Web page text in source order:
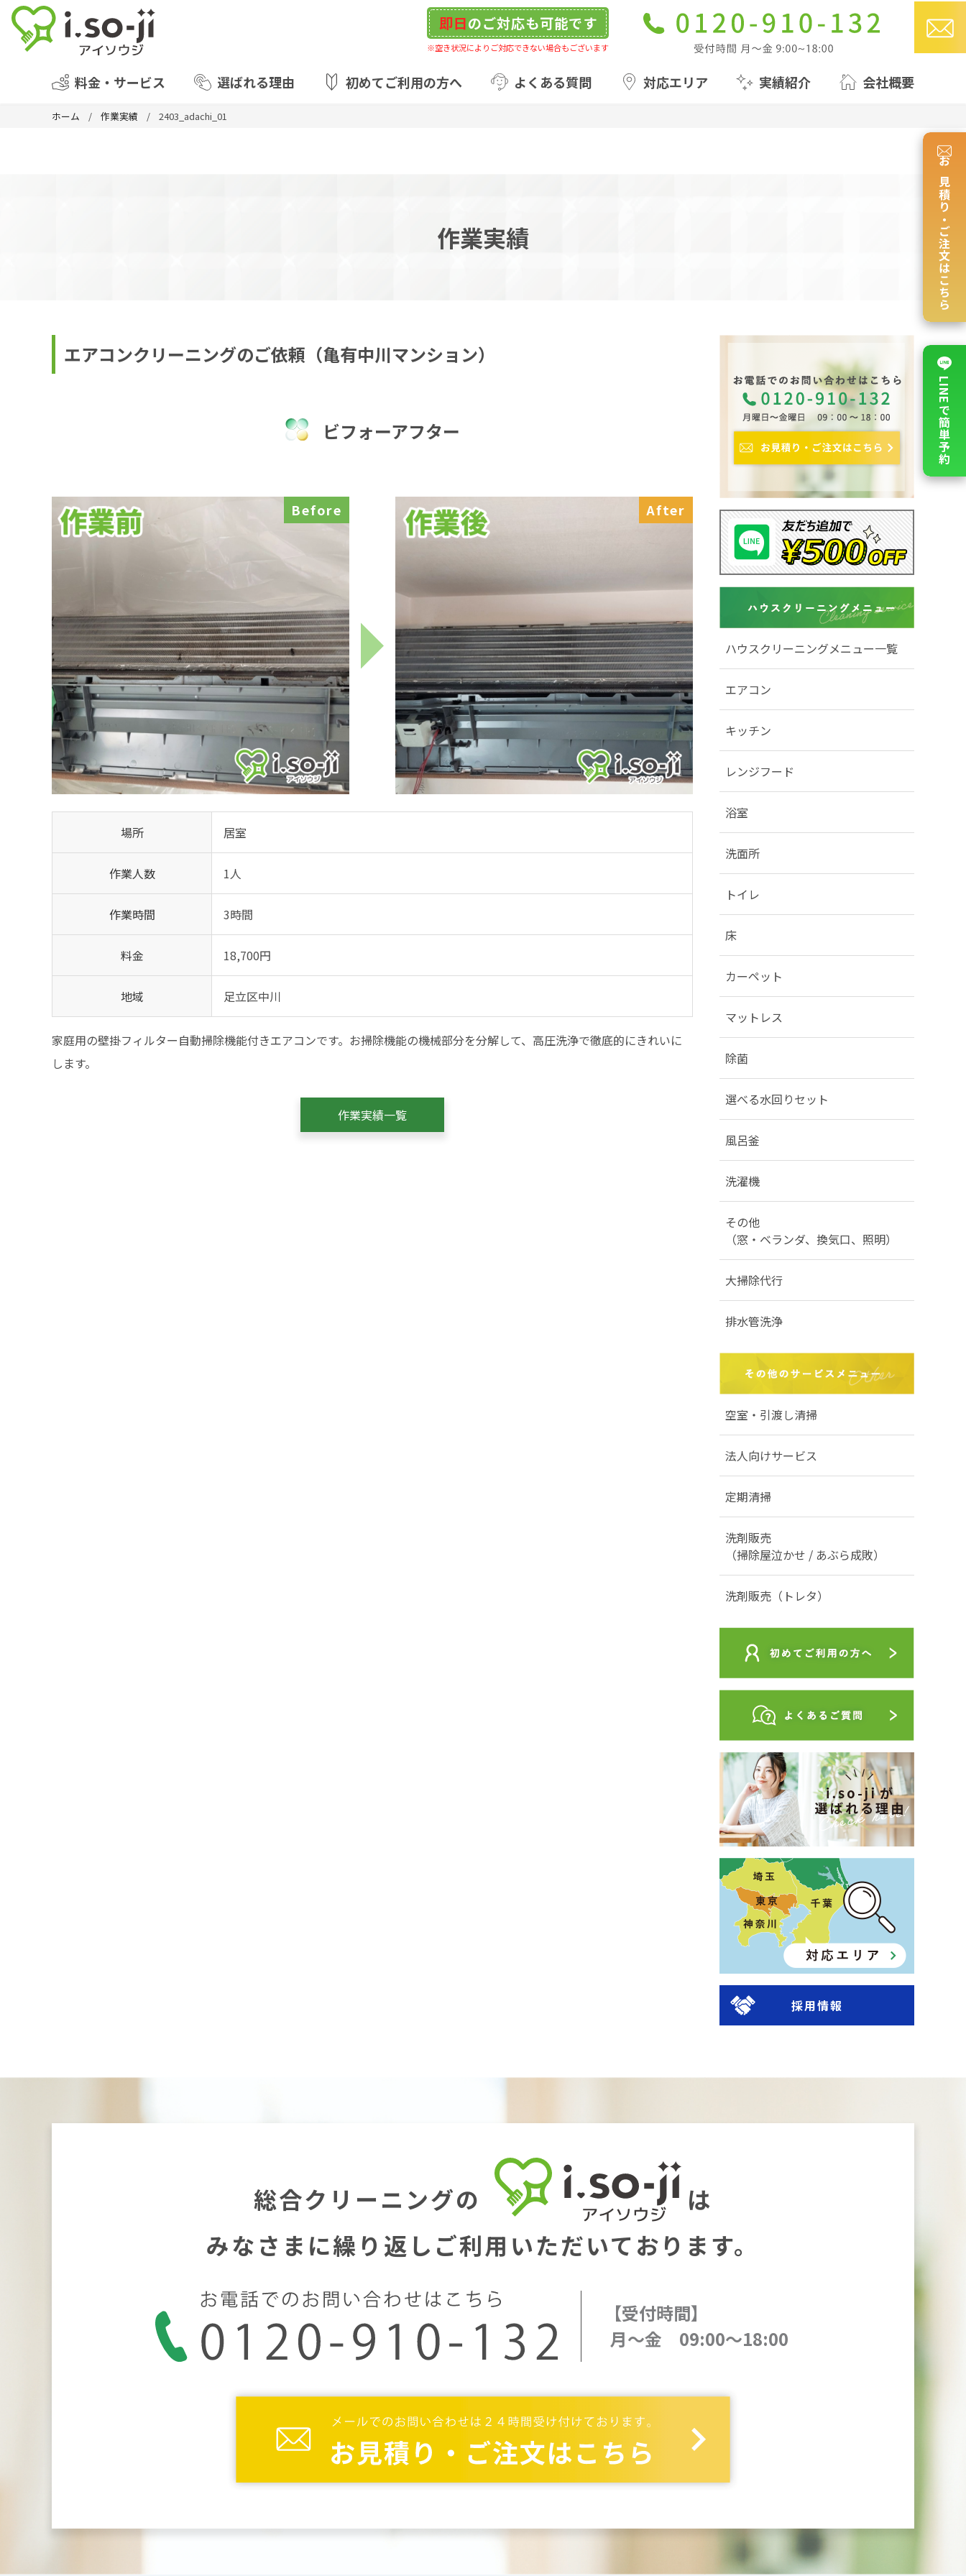
即日のご対応も可能です
※空き状況によりご対応できない場合もございます
料金・サービス 選ばれる理由 初めてご利用の方へ よくある質問 対応エリア 実績紹介 会社概要
ホーム 作業実績 2403_adachi_01
作業実績
エアコンクリーニングのご依頼（亀有中川マンション）
ビフォーアフター
Before After
場所 居室
作業人数 1人
作業時間 3時間
料金 18,700円
地域 足立区中川
家庭用の壁掛フィルター自動掃除機能付きエアコンです。お掃除機能の機械部分を分解して、高圧洗浄で徹底的にきれいに
します。
作業実績一覧
ハウスクリーニングメニュー一覧
エアコン
キッチン
レンジフード
浴室
洗面所
トイレ
床
カーペット
マットレス
除菌
選べる水回りセット
風呂釜
洗濯機
その他
（窓・ベランダ、換気口、照明）
大掃除代行
排水管洗浄
空室・引渡し清掃
法人向けサービス
定期清掃
洗剤販売
（掃除屋泣かせ / あぶら成敗）
洗剤販売（トレタ）
採用情報
総合クリーニングの
は
みなさまに繰り返しご利用いただいております。
【受付時間】
月～金 09:00～18:00
お見積り・ご注文はこちら
LINEで簡単予約